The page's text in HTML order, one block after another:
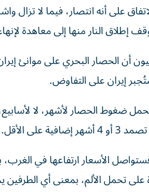
على أنه انتصار، فيما لا تزال
النار منها إلى معاهدة
أن الحصار البحري على موانئ
إيران على التفاوض.
ضغوط الحصار لأشهر، لا
الأقل.
الأسعار ارتفاعها في
تحمل الألم، بمعنى أي الطرفين